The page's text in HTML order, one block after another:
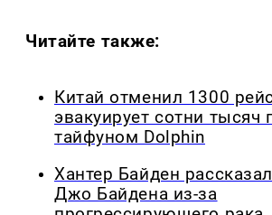
Читайте также:
Китай отменил 1300
эвакуирует сотни тысяч
тайфуном Dolphin
Хантер Байден
Джо Байдена из-за